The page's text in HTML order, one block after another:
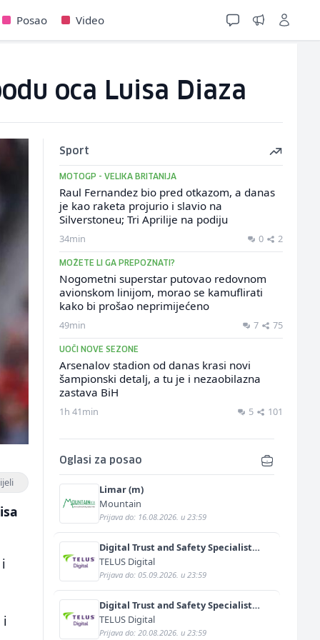
Posao Video
oca Luisa Diaza
i
Sport
MOTOGP - VELIKA BRITANIJA
Raul Fernandez bio pred otkazom, a danas
je kao raketa projurio i slavio na
Silverstoneu; Tri Aprilije na podiju
34min 0 2
MOŽETE LI GA PREPOZNATI?
Nogometni superstar putovao redovnom
avionskom linijom, morao se kamuflirati
kako bi prošao neprimijećeno
49min 7 75
UOČI NOVE SEZONE
Arsenalov stadion od danas krasi novi
šampionski detalj, a tu je i nezaobilazna
zastava BiH
1h 41min 5 101
Oglasi za posao
Limar (m)
Mountain
Prijava do: 16.08.2026. u 23:59
Digital Trust and Safety Specialist
with Albanian and English (m/f)
TELUS Digital
Prijava do: 05.09.2026. u 23:59
Digital Trust and Safety Specialist
with Polish and English (m/f)
TELUS Digital
Prijava do: 20.08.2026. u 23:59